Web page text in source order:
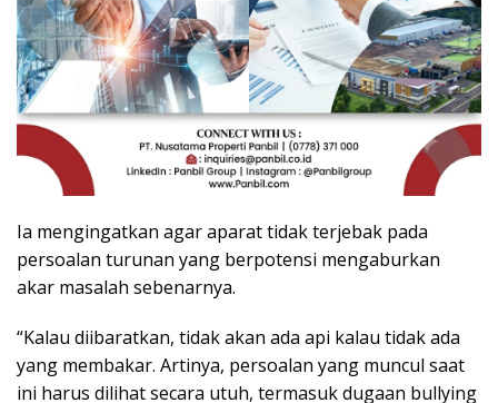
Ia mengingatkan agar aparat tidak terjebak pada
persoalan turunan yang berpotensi mengaburkan
akar masalah sebenarnya.
“Kalau diibaratkan, tidak akan ada api kalau tidak ada
yang membakar. Artinya, persoalan yang muncul saat
ini harus dilihat secara utuh, termasuk dugaan bullying